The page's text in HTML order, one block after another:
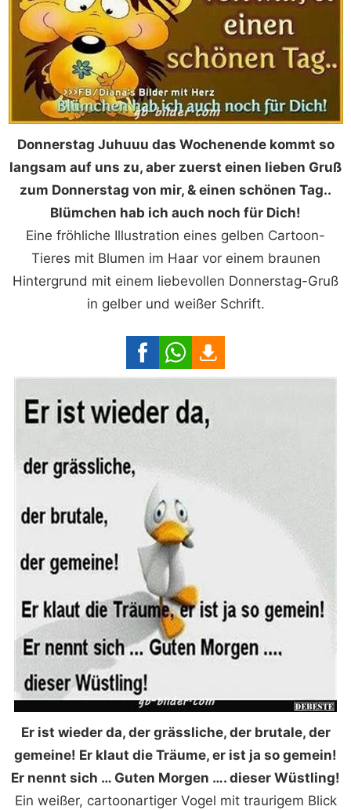
Donnerstag Juhuuu das Wochenende kommt so
langsam auf uns zu, aber zuerst einen lieben Gruß
zum Donnerstag von mir, & einen schönen Tag..
Blümchen hab ich auch noch für Dich!
Eine fröhliche Illustration eines gelben Cartoon-
Tieres mit Blumen im Haar vor einem braunen
Hintergrund mit einem liebevollen Donnerstag-Gruß
in gelber und weißer Schrift.
Er ist wieder da, der grässliche, der brutale, der
gemeine! Er klaut die Träume, er ist ja so gemein!
Er nennt sich … Guten Morgen …. dieser Wüstling!
Ein weißer, cartoonartiger Vogel mit traurigem Blick